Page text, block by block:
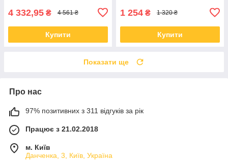
4 332,95 ₴ 4 561 ₴
Купити
1 254 ₴ 1 320 ₴
Купити
Показати ще
Про нас
97% позитивних з 311 відгуків за рік
Працює з 21.02.2018
м. Київ
Данченка, 3, Київ, Україна